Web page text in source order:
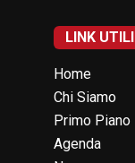
LINK UTILI
Home
Chi Siamo
Primo Piano
Agenda